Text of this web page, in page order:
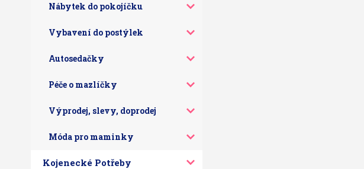
Nábytek do pokojíčku
Vybavení do postýlek
Autosedačky
Péče o mazlíčky
Výprodej, slevy, doprodej
Móda pro maminky
Kojenecké Potřeby